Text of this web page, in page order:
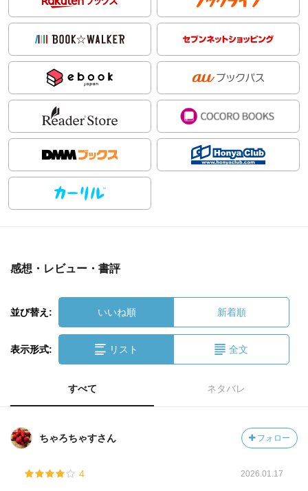
感想・レビュー・書評
並び替え: いいね順 新着順
表示形式: リスト 全文
すべて ネタバレ
ちゃろちゃすさん フォロー
4 2026.01.17